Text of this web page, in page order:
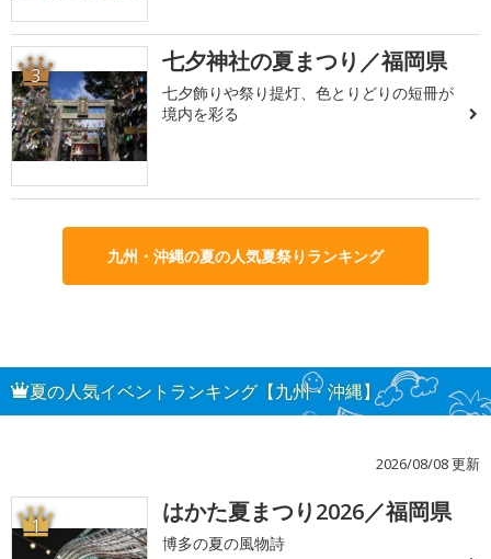
3 七夕神社の夏まつり／福岡県
七夕飾りや祭り提灯、色とりどりの短冊が
境内を彩る
九州・沖縄の夏の人気夏祭りランキング
夏の人気イベントランキング【九州・沖縄】
2026/08/08 更新
1 はかた夏まつり2026／福岡県
博多の夏の風物詩